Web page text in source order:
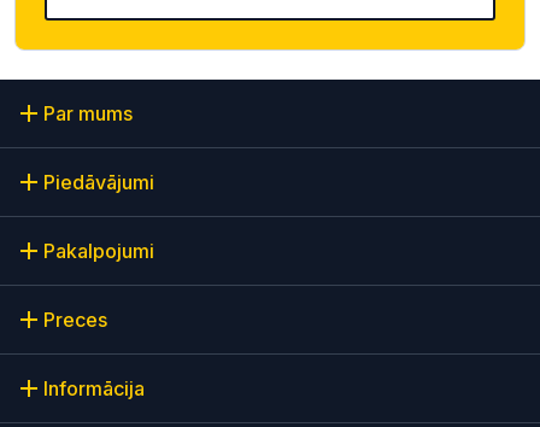
Par mums
Piedāvājumi
Pakalpojumi
Preces
Informācija